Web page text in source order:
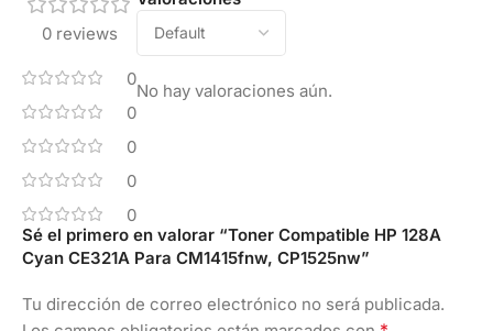
0 reviews
0
0
0
0
0
No hay valoraciones aún.
Sé el primero en valorar “Toner Compatible HP 128A
Cyan CE321A Para CM1415fnw, CP1525nw”
Tu dirección de correo electrónico no será publicada.